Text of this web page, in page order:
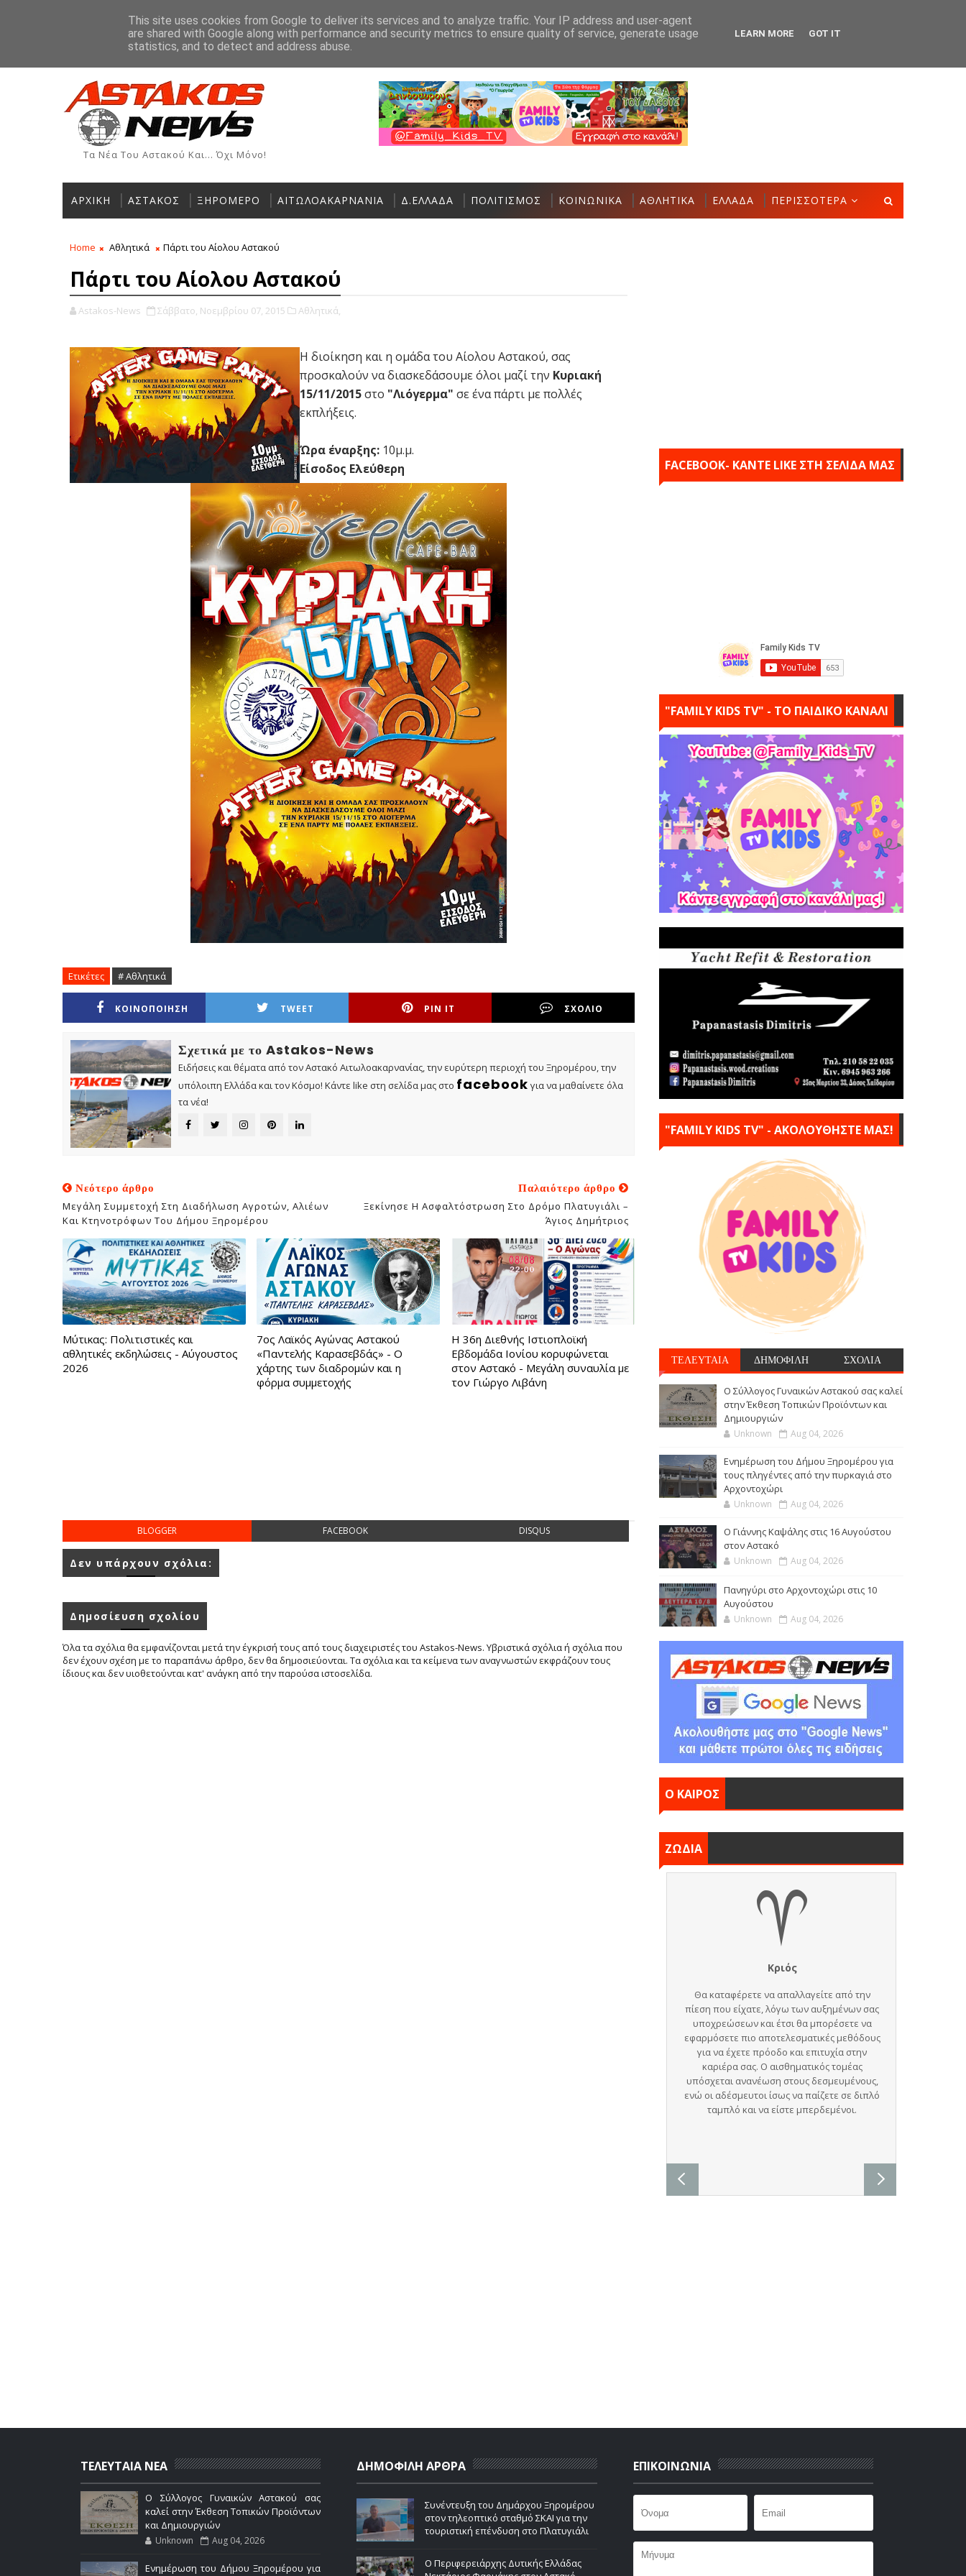
Ιστορία Χρήσιμα Τηλέφωνα Αγγελίες Ανακοίνωση Επικοινωνία
ΡΟΗ ΕΙΔΗΣΕΩΝ ΑΣΤΑΚΌΣ Ο Σύλλογος Γυναικών Αστακού σας καλεί στην Έκθεση Τοπικών Προϊόντων και Δημιουργιών
Τα Νέα Του Αστακού Και... Όχι Μόνο!
ΑΡΧΙΚΗ ΑΣΤΑΚΟΣ ΞΗΡΟΜΕΡΟ ΑΙΤΩΛΟΑΚΑΡΝΑΝΙΑ Δ.ΕΛΛΑΔΑ ΠΟΛΙΤΙΣΜΟΣ ΚΟΙΝΩΝΙΚΑ ΑΘΛΗΤΙΚΑ ΕΛΛΑΔΑ ΠΕΡΙΣΣΟΤΕΡΑ
Home Αθλητικά Πάρτι του Αίολου Αστακού
Πάρτι του Αίολου Αστακού
Astakos-News Σάββατο, Νοεμβρίου 07, 2015 Αθλητικά,
Η διοίκηση και η ομάδα του Αίολου Αστακού, σας
προσκαλούν να διασκεδάσουμε όλοι μαζί την Κυριακή
15/11/2015στο "Λιόγερμα" σε ένα πάρτι με πολλές
εκπλήξεις.
Ώρα έναρξης: 10μ.μ.
Είσοδος Ελεύθερη
Ετικέτες # Αθλητικά
ΚΟΙΝΟΠΟΙΗΣΗ TWEET PIN IT ΣΧΟΛΙΟ
Σχετικά με το Astakos-News
Ειδήσεις και θέματα από τον Αστακό Αιτωλοακαρνανίας, την ευρύτερη περιοχή του Ξηρομέρου, την
υπόλοιπη Ελλάδα και τον Κόσμο! Κάντε like στη σελίδα μας στο facebook για να μαθαίνετε όλα
τα νέα!
Νεότερο άρθρο
Μεγάλη Συμμετοχή Στη Διαδήλωση Αγροτών, Αλιέων
Και Κτηνοτρόφων Του Δήμου Ξηρομέρου
Παλαιότερο άρθρο
Ξεκίνησε Η Ασφαλτόστρωση Στο Δρόμο Πλατυγιάλι –
Άγιος Δημήτριος
Μύτικας: Πολιτιστικές και
αθλητικές εκδηλώσεις - Αύγουστος
2026
7ος Λαϊκός Αγώνας Αστακού
«Παντελής Καρασεβδάς» - Ο
χάρτης των διαδρομών και η
φόρμα συμμετοχής
Η 36η Διεθνής Ιστιοπλοϊκή
Εβδομάδα Ιονίου κορυφώνεται
στον Αστακό - Μεγάλη συναυλία με
τον Γιώργο Λιβάνη
BLOGGER FACEBOOK DISQUS
Δεν υπάρχουν σχόλια:
Δημοσίευση σχολίου
Όλα τα σχόλια θα εμφανίζονται μετά την έγκρισή τους από τους διαχειριστές του Astakos-News. Υβριστικά σχόλια ή σχόλια που
δεν έχουν σχέση με το παραπάνω άρθρο, δεν θα δημοσιεύονται. Τα σχόλια και τα κείμενα των αναγνωστών εκφράζουν τους
ίδιους και δεν υιοθετούνται κατ' ανάγκη από την παρούσα ιστοσελίδα.
FACEBOOK- KANTE LIKE ΣΤΗ ΣΕΛΙΔΑ ΜΑΣ
"FAMILY KIDS TV" - ΤΟ ΠΑΙΔΙΚΟ ΚΑΝΑΛΙ
"FAMILY KIDS TV" - ΑΚΟΛΟΥΘΗΣΤΕ ΜΑΣ!
ΤΕΛΕΥΤΑΙΑ ΔΗΜΟΦΙΛΗ ΣΧΟΛΙΑ
Ο Σύλλογος Γυναικών Αστακού σας καλεί
στην Έκθεση Τοπικών Προϊόντων και
Δημιουργιών
Unknown Aug 04, 2026
Ενημέρωση του Δήμου Ξηρομέρου για
τους πληγέντες από την πυρκαγιά στο
Αρχοντοχώρι
Unknown Aug 04, 2026
Ο Γιάννης Καψάλης στις 16 Αυγούστου
στον Αστακό
Unknown Aug 04, 2026
Πανηγύρι στο Αρχοντοχώρι στις 10
Αυγούστου
Unknown Aug 04, 2026
Ο ΚΑΙΡΟΣ
ΖΩΔΙΑ
ΤΕΛΕΥΤΑΙΑ ΝΕΑ
Ο Σύλλογος Γυναικών Αστακού σας
καλεί στην Έκθεση Τοπικών Προϊόντων
και Δημιουργιών
Unknown Aug 04, 2026
Ενημέρωση του Δήμου Ξηρομέρου για
ΔΗΜΟΦΙΛΗ ΑΡΘΡΑ
Συνέντευξη του Δημάρχου Ξηρομέρου
στον τηλεοπτικό σταθμό ΣΚΑΙ για την
τουριστική επένδυση στο Πλατυγιάλι
Ο Περιφερειάρχης Δυτικής Ελλάδας
ΕΠΙΚΟΙΝΩΝΙΑ
This site uses cookies from Google to deliver its services and to analyze traffic. Your IP address and user-agent
are shared with Google along with performance and security metrics to ensure quality of service, generate usage
statistics, and to detect and address abuse.
LEARN MORE GOT IT